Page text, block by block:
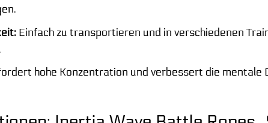
Einfach zu transportieren und in verschiedenen
hohe Konzentration und verbessert die mentale